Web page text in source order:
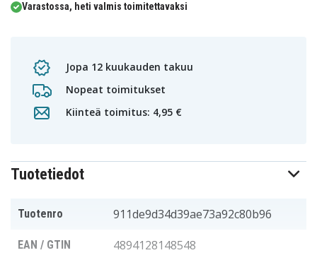
Varastossa, heti valmis toimitettavaksi
Jopa 12 kuukauden takuu
Nopeat toimitukset
Kiinteä toimitus: 4,95 €
Tuotetiedot
Tuotenro 911de9d34d39ae73a92c80b96
EAN / GTIN 4894128148548